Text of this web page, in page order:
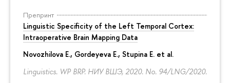
Препринт
Linguistic Specificity of the Left Temporal Cortex:
Intraoperative Brain Mapping Data
Novozhilova E., Gordeyeva E., Stupina E. et al.
Linguistics. WP BRP. НИУ ВШЭ, 2020. No. 94/LNG/2020.